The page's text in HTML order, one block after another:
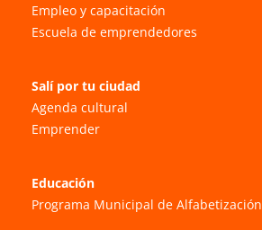
Empleo y capacitación
Escuela de emprendedores
Salí por tu ciudad
Agenda cultural
Emprender
Educación
Programa Municipal de Alfabetización